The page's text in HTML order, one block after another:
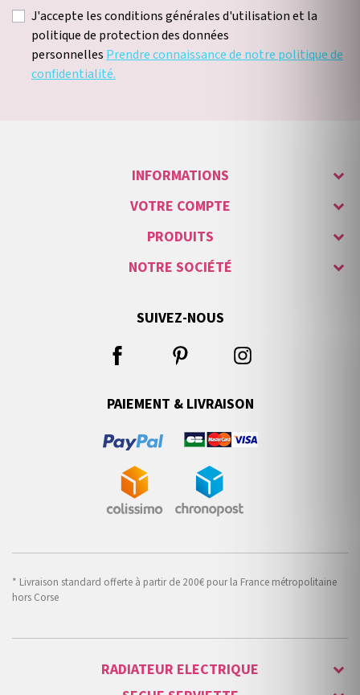
J'accepte les conditions générales d'utilisation et la
politique de protection des données
personnelles Prendre connaissance de notre politique de
confidentialité.
INFORMATIONS
VOTRE COMPTE
PRODUITS
NOTRE SOCIÉTÉ
SUIVEZ-NOUS
PAIEMENT & LIVRAISON
* Livraison standard offerte à partir de 200€ pour la France métropolitaine
hors Corse
RADIATEUR ELECTRIQUE